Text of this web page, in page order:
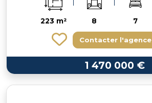
223 m² 8 7
Contacter l'agence
1 470 000 €